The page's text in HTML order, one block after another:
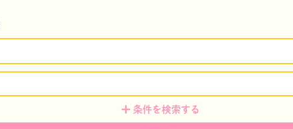
条件を検索する